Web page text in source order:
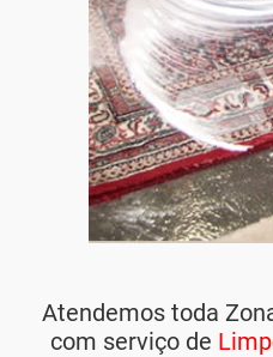
Atendemos toda
com serviço de